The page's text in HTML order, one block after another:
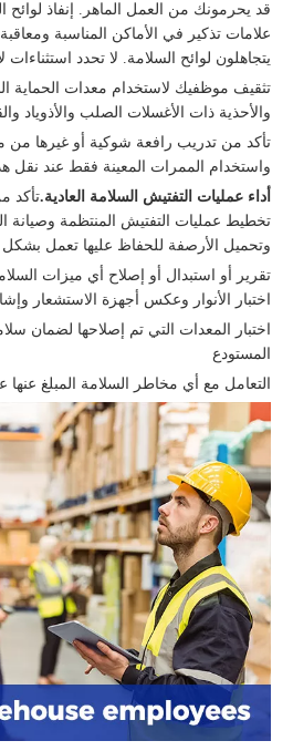
قد يحرمونك من العمل الماهر. إنفاذ
علامات تذكير في الأماكن المناسبة
يتجاهلون لوائح السلامة. لا تحدد
تثقيف موظفيك لاستخدام معدات الحماية
والأحذية ذات الأغسلات الصلب والأذوياد
تأكد من تدريب رافعة شوكية أو غيرها
واستخدام الممرات المعينة فقط عند نقل
أداء عمليات التفتيش السلامة العادية.تأكد
تخطيط عمليات التفتيش المنتظمة وصيانة
وتحميل الأرصفة للحفاظ عليها تعمل
تقرير أو استبدال أو إصلاح أي ميزات
اختبار الأنوار وعكس أجهزة الاستشعار
اختبار المعدات التي تم إصلاحها لضمان
المستودع
التعامل مع أي مخاطر السلامة المبلغ عنها